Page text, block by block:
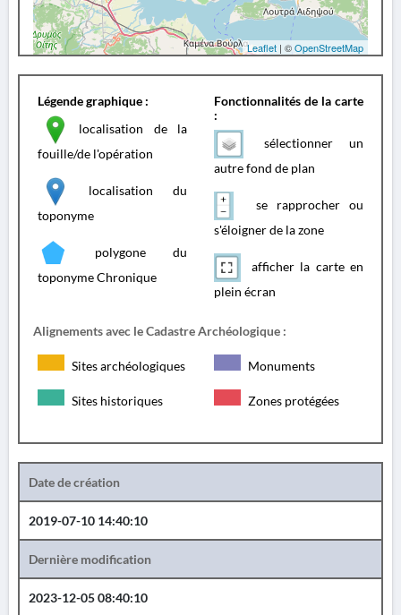
Leaflet | ©OpenStreetMap
Légende graphique :
localisation de la
fouille/de l'opération
localisation du
toponyme
polygone du
toponyme Chronique
Fonctionnalités de la carte
:
sélectionner un
autre fond de plan
se rapprocher ou
s'éloigner de la zone
afficher la carte en
plein écran
Alignements avec le Cadastre Archéologique :
Sites archéologiques Monuments
Sites historiques Zones protégées
Date de création
2019-07-10 14:40:10
Dernière modification
2023-12-05 08:40:10